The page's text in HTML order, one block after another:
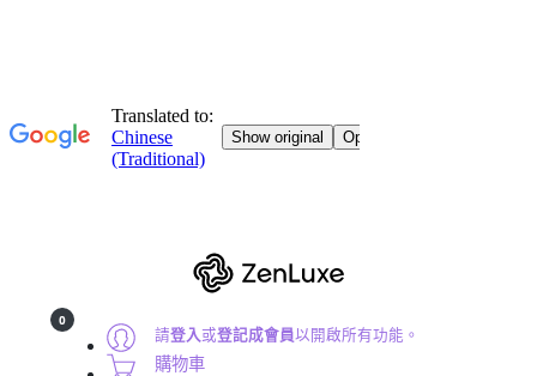
請登入或登記成會員以開啟所有功能。
0
購物車